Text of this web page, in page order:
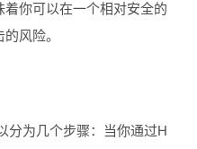
你可以在一个相对安全的
风险。
分为几个步骤：当你通过H